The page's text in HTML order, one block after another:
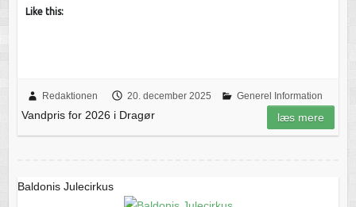
Like this:
Redaktionen 20. december 2025 Generel Information
Vandpris for 2026 i Dragør læs mere
Baldonis Julecirkus